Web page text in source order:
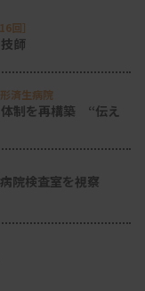
回］
師
済生病院
制を再構築 “伝え
院検査室を視察